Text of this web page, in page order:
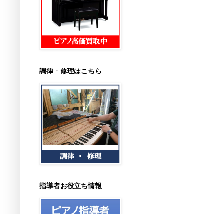
調律・修理はこちら
指導者お役立ち情報